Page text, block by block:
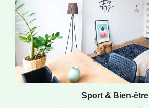
Sport & Bien-être